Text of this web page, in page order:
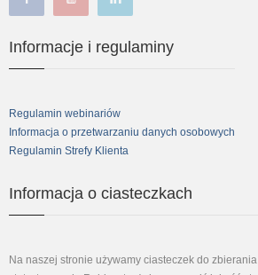
Informacje i regulaminy
Regulamin webinariów
Informacja o przetwarzaniu danych osobowych
Regulamin Strefy Klienta
Informacja o ciasteczkach
Na naszej stronie używamy ciasteczek do zbierania